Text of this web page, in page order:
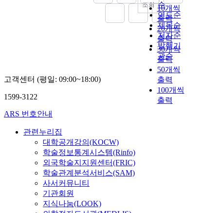
순
연도순
제목순
저자순
발행기
관순
10개씩
출력
20개씩
출력
30개씩
출력
50개씩
출력
100개씩
출력
조회
고객센터 (평일: 09:00~18:00)
1599-3122
ARS 번호안내
관련누리집
대학공개강의(KOCW)
학술정보통계시스템(Rinfo)
외국학술지지원센터(FRIC)
학술관계분석서비스(SAM)
사서커뮤니티
기관회원
지식나눔(LOOK)